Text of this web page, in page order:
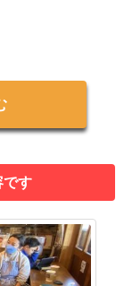
です